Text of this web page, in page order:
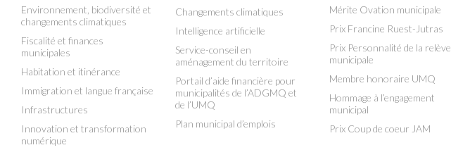
Environnement, biodiversité et
changements climatiques
Fiscalité et finances
municipales
Habitation et itinérance
Immigration et langue française
Infrastructures
Innovation et transformation
numérique
Changements climatiques
Intelligence artificielle
Service-conseil en
aménagement du territoire
Portail d’aide financière pour
municipalités de l’ADGMQ et
de l’UMQ
Plan municipal d’emplois
Mérite Ovation municipale
Prix Francine Ruest-Jutras
Prix Personnalité de la relève
municipale
Membre honoraire UMQ
Hommage à l’engagement
municipal
Prix Coup de coeur JAM